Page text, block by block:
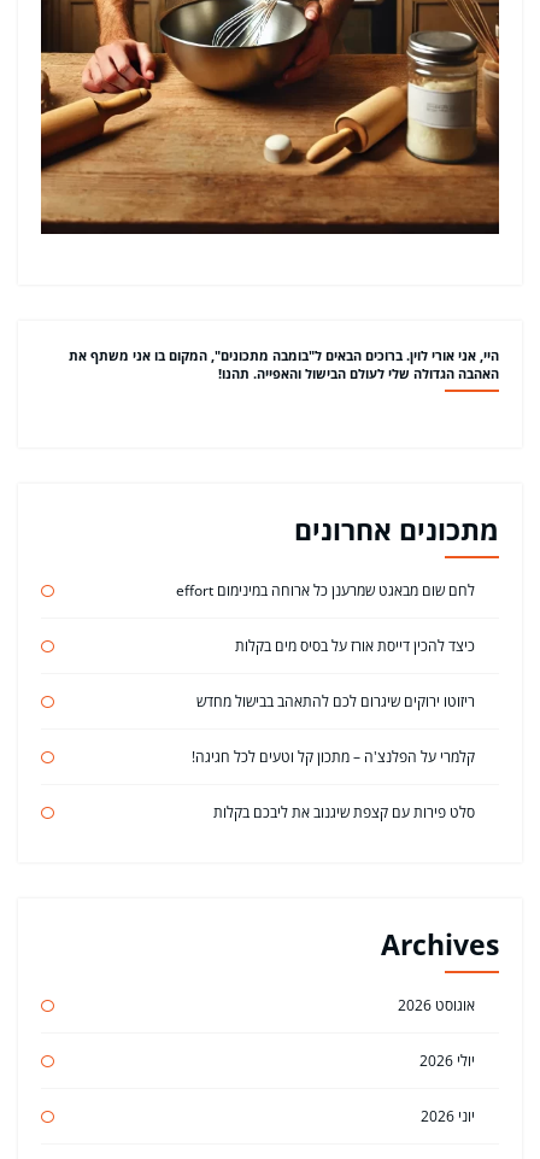
היי, אני אורי לוין. ברוכים הבאים ל"בומבה מתכונים", המקום בו אני משתף את
האהבה הגדולה שלי לעולם הבישול והאפייה. תהנו!
מתכונים אחרונים
לחם שום מבאגט שמרענן כל ארוחה במינימום effort
כיצד להכין דייסת אורז על בסיס מים בקלות
ריזוטו ירוקים שיגרום לכם להתאהב בבישול מחדש
קלמרי על הפלנצ'ה – מתכון קל וטעים לכל חגיגה!
סלט פירות עם קצפת שיגנוב את ליבכם בקלות
Archives
אוגוסט 2026
יולי 2026
יוני 2026